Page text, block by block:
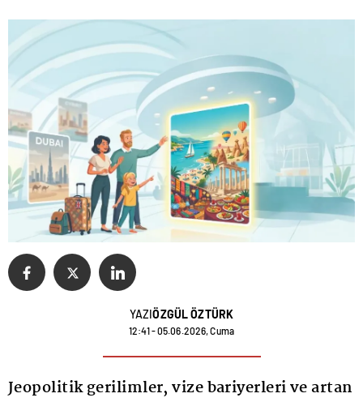
YAZIÖZGÜL ÖZTÜRK
12:41 - 05.06.2026, Cuma
Jeopolitik gerilimler, vize bariyerleri ve artan